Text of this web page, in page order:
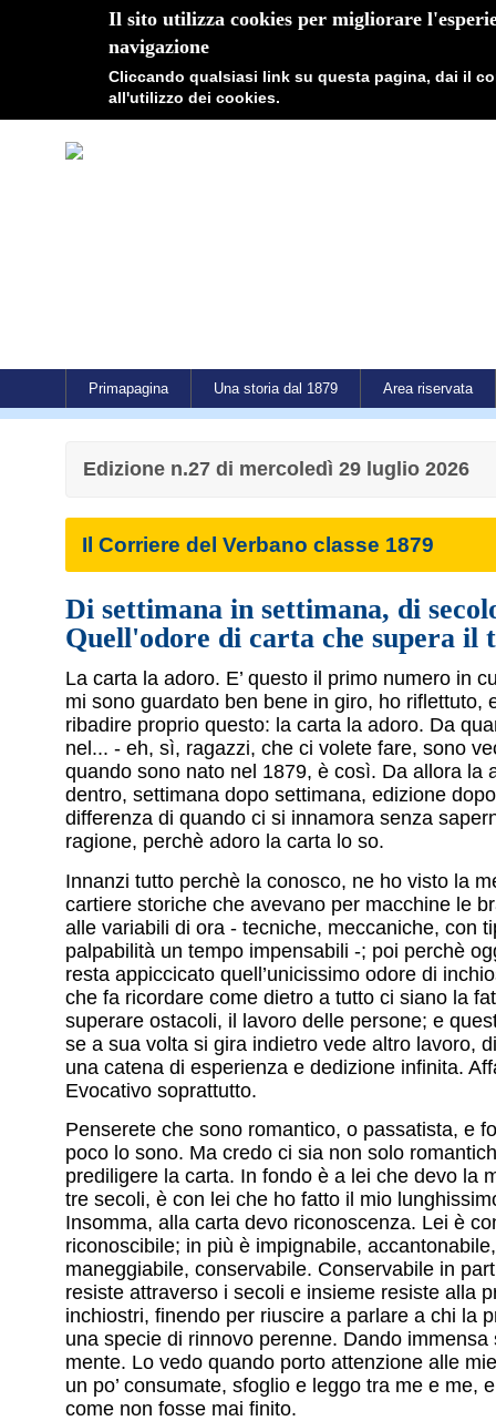
Il sito utilizza cookies per migliorare
navigazione
Cliccando qualsiasi link su questa pagina, dai il
all'utilizzo dei cookies.
Primapagina Una storia dal 1879 Area riservata
Edizione n.27 di mercoledì 29 luglio 2026
Il Corriere del Verbano classe 1879
Di settimana in settimana, di
Quell'odore di carta che supera il
La carta la adoro. E’ questo il primo numero in
mi sono guardato ben bene in giro, ho riflettuto,
ribadire proprio questo: la carta la adoro. Da
nel... - eh, sì, ragazzi, che ci volete fare, sono
quando sono nato nel 1879, è così. Da allora la
dentro, settimana dopo settimana, edizione
differenza di quando ci si innamora senza
ragione, perchè adoro la carta lo so.
Innanzi tutto perchè la conosco, ne ho visto la
cartiere storiche che avevano per macchine le
alle variabili di ora - tecniche, meccaniche, con
palpabilità un tempo impensabili -; poi perchè
resta appiccicato quell’unicissimo odore di
che fa ricordare come dietro a tutto ci siano la
superare ostacoli, il lavoro delle persone; e
se a sua volta si gira indietro vede altro lavoro,
una catena di esperienza e dedizione infinita.
Evocativo soprattutto.
Penserete che sono romantico, o passatista, e
poco lo sono. Ma credo ci sia non solo
prediligere la carta. In fondo è a lei che devo la
tre secoli, è con lei che ho fatto il mio
Insomma, alla carta devo riconoscenza. Lei è
riconoscibile; in più è impignabile,
maneggiabile, conservabile. Conservabile in
resiste attraverso i secoli e insieme resiste alla
inchiostri, finendo per riuscire a parlare a chi la
una specie di rinnovo perenne. Dando immensa
mente. Lo vedo quando porto attenzione alle
un po’ consumate, sfoglio e leggo tra me e me,
come non fosse mai finito.